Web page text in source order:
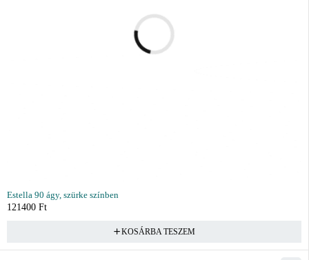
Estella 90 ágy, szürke színben
121400 Ft
KOSÁRBA TESZEM